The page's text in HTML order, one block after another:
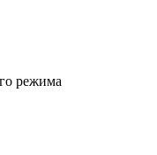
режима